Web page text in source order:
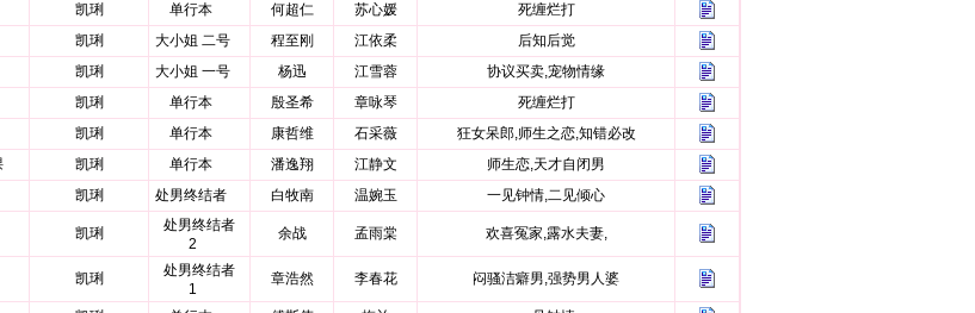
凯琍 单行本 何超仁 苏心媛
死缠烂打
凯琍 大小姐 二号 程至刚 江依柔
后知后觉
凯琍 大小姐 一号 杨迅 江雪蓉
协议买卖,宠物情缘
凯琍 单行本 殷圣希 章咏琴
死缠烂打
凯琍 单行本 康哲维 石采薇
狂女呆郎,师生之恋,知错必改
凯琍 单行本 潘逸翔 江静文
师生恋,天才自闭男
凯琍 处男终结者 白牧南 温婉玉 一见钟情,二见倾心
凯琍
处男终结者
2
余战 孟雨棠 欢喜冤家,露水夫妻,
凯琍
处男终结者
1
章浩然 李春花 闷骚洁癖男,强势男人婆